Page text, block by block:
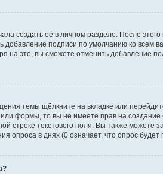
создать её в личном разделе. После
добавление подписи по умолчанию ко
на это, вы сможете отменить добавление
темы щёлкните на вкладке или
формы, то вы не имеете прав на
строке текстового поля. Вы также можете
опроса в днях (0 означает, что опрос